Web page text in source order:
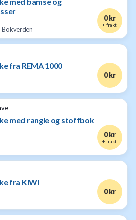
Bokverden
0 kr
+ frakt
fra REMA 1000
0 kr
med rangle og stoffbok
0 kr
+ frakt
fra KIWI
0 kr